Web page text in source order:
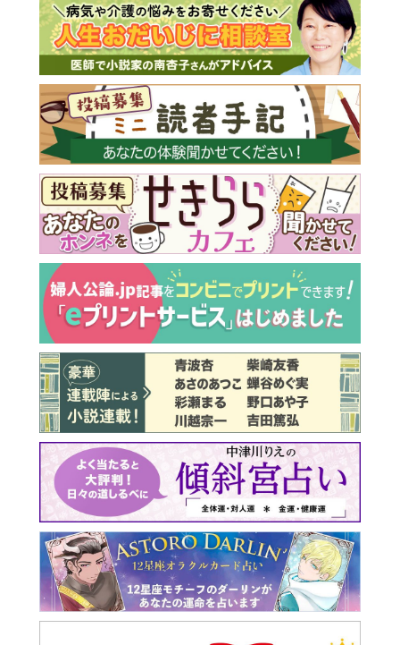
最新号 好評発売中！
実家の処分から終の棲家ま
でどうする？60代からの家
モンダイ
最新号
次号予告